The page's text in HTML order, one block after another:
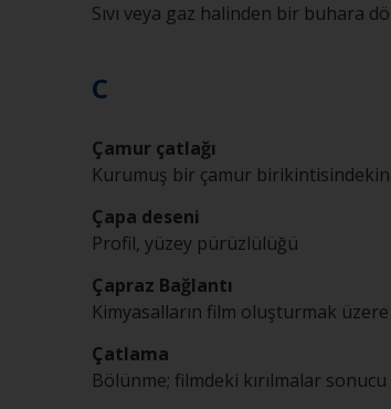
Sıvı veya gaz halinden bir buhara
C
Çamur çatlağı
Kurumuş bir çamur
Çapa deseni
Profil, yüzey pürüzlülüğü
Çapraz Bağlantı
Kimyasalların film oluşturmak
Çatlama
Bölünme; filmdeki kırılmalar sonucu